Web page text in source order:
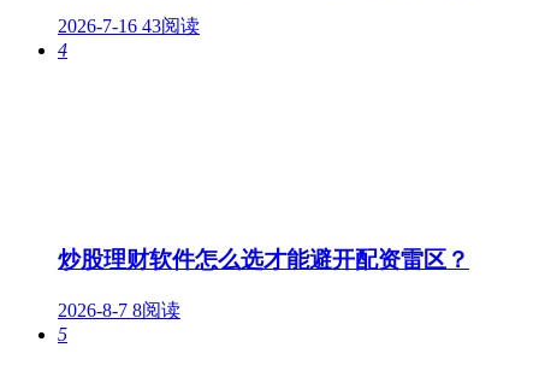
2026-7-16 43阅读
4
炒股理财软件怎么选才能避开配资雷区？
2026-8-7 8阅读
5